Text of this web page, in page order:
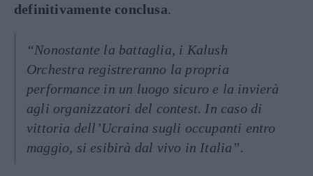
definitivamente conclusa.
“Nonostante la battaglia, i Kalush
Orchestra registreranno la propria
performance in un luogo sicuro e la invierà
agli organizzatori del contest. In caso di
vittoria dell’Ucraina sugli occupanti entro
maggio, si esibirà dal vivo in Italia”.